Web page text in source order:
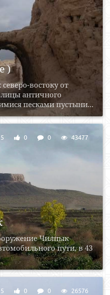
)
востоку от
античного
песками пустыни...
Чилпык
пути, в 43
0 0 43477
0 0 26576